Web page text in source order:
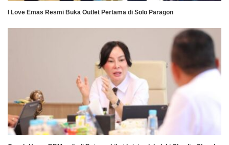
I Love Emas Resmi Buka Outlet Pertama di Solo Paragon